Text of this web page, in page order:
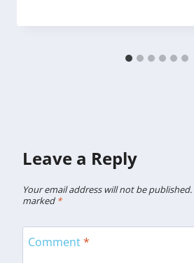
Leave a Reply
Your email address will not be published.
marked *
Comment*